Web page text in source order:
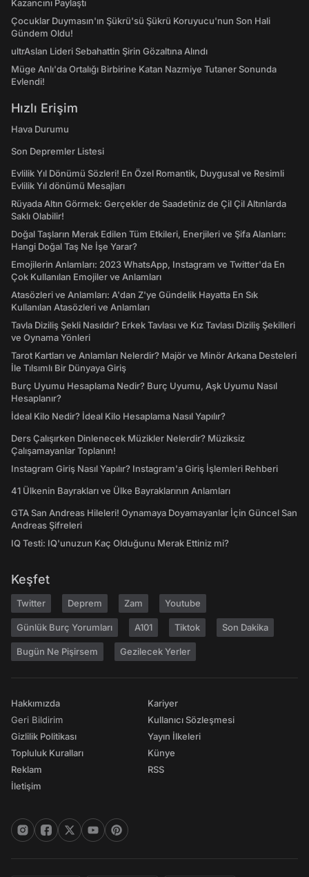
Kazancını Paylaştı
Çocuklar Duymasın'ın Şükrü'sü Şükrü Koruyucu'nun Son Hali
Gündem Oldu!
ultrAslan Lideri Sebahattin Şirin Gözaltına Alındı
Müge Anlı'da Ortalığı Birbirine Katan Nazmiye Tutaner Sonunda
Evlendi!
Hızlı Erişim
Hava Durumu
Son Depremler Listesi
Evlilik Yıl Dönümü Sözleri! En Özel Romantik, Duygusal ve Resimli
Evlilik Yıl dönümü Mesajları
Rüyada Altın Görmek: Gerçekler de Saadetiniz de Çil Çil Altınlarda
Saklı Olabilir!
Doğal Taşların Merak Edilen Tüm Etkileri, Enerjileri ve Şifa Alanları:
Hangi Doğal Taş Ne İşe Yarar?
Emojilerin Anlamları: 2023 WhatsApp, Instagram ve Twitter'da En
Çok Kullanılan Emojiler ve Anlamları
Atasözleri ve Anlamları: A'dan Z'ye Gündelik Hayatta En Sık
Kullanılan Atasözleri ve Anlamları
Tavla Diziliş Şekli Nasıldır? Erkek Tavlası ve Kız Tavlası Diziliş Şekilleri
ve Oynama Yönleri
Tarot Kartları ve Anlamları Nelerdir? Majör ve Minör Arkana Desteleri
İle Tılsımlı Bir Dünyaya Giriş
Burç Uyumu Hesaplama Nedir? Burç Uyumu, Aşk Uyumu Nasıl
Hesaplanır?
İdeal Kilo Nedir? İdeal Kilo Hesaplama Nasıl Yapılır?
Ders Çalışırken Dinlenecek Müzikler Nelerdir? Müziksiz
Çalışamayanlar Toplanın!
Instagram Giriş Nasıl Yapılır? Instagram'a Giriş İşlemleri Rehberi
41 Ülkenin Bayrakları ve Ülke Bayraklarının Anlamları
GTA San Andreas Hileleri! Oynamaya Doyamayanlar İçin Güncel San
Andreas Şifreleri
IQ Testi: IQ'unuzun Kaç Olduğunu Merak Ettiniz mi?
Keşfet
Twitter Deprem Zam Youtube
Günlük Burç Yorumları A101 Tiktok Son Dakika
Bugün Ne Pişirsem Gezilecek Yerler
Hakkımızda
Geri Bildirim
Gizlilik Politikası
Topluluk Kuralları
Reklam
İletişim
Kariyer
Kullanıcı Sözleşmesi
Yayın İlkeleri
Künye
RSS